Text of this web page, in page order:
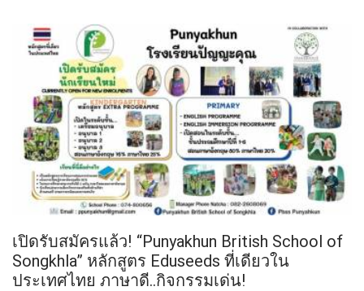
เปิดรับสมัครแล้ว! “Punyakhun British School of
Songkhla” หลักสูตร Eduseeds ที่เดียวใน
ประเทศไทย ภาษาดี..กิจกรรมเด่น!